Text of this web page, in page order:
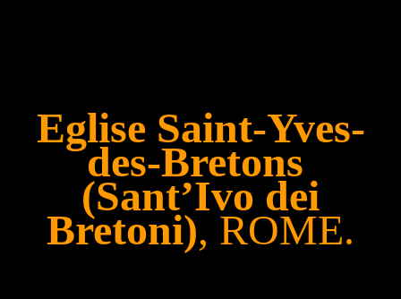
Eglise Saint-Yves-
des-Bretons
(Sant’Ivo dei
Bretoni), ROME.